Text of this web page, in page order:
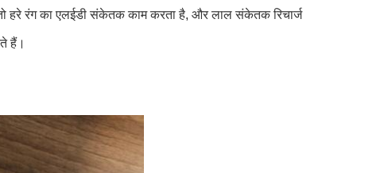
हरे रंग का एलईडी संकेतक काम करता है, और लाल संकेतक रिचार्ज
हैं।